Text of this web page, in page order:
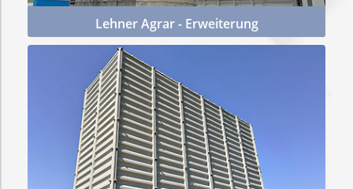
Lehner Agrar - Erweiterung
Mehr Infos